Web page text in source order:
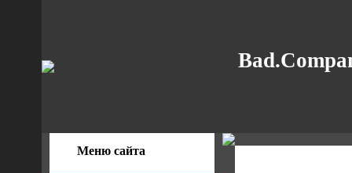
Меню сайта